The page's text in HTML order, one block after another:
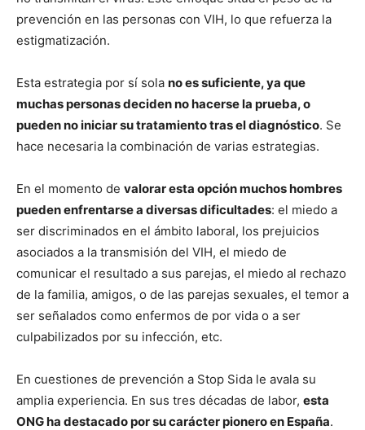
prevención en las personas con VIH, lo que refuerza la
estigmatización.
Esta estrategia por sí sola no es suficiente, ya que
muchas personas deciden no hacerse la prueba, o
pueden no iniciar su tratamiento tras el diagnóstico. Se
hace necesaria la combinación de varias estrategias.
En el momento de valorar esta opción muchos hombres
pueden enfrentarse a diversas dificultades: el miedo a
ser discriminados en el ámbito laboral, los prejuicios
asociados a la transmisión del VIH, el miedo de
comunicar el resultado a sus parejas, el miedo al rechazo
de la familia, amigos, o de las parejas sexuales, el temor a
ser señalados como enfermos de por vida o a ser
culpabilizados por su infección, etc.
En cuestiones de prevención a Stop Sida le avala su
amplia experiencia. En sus tres décadas de labor, esta
ONG ha destacado por su carácter pionero en España.